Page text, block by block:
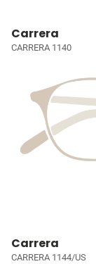
Carrera
CARRERA 1140
Carrera
CARRERA 1144/US